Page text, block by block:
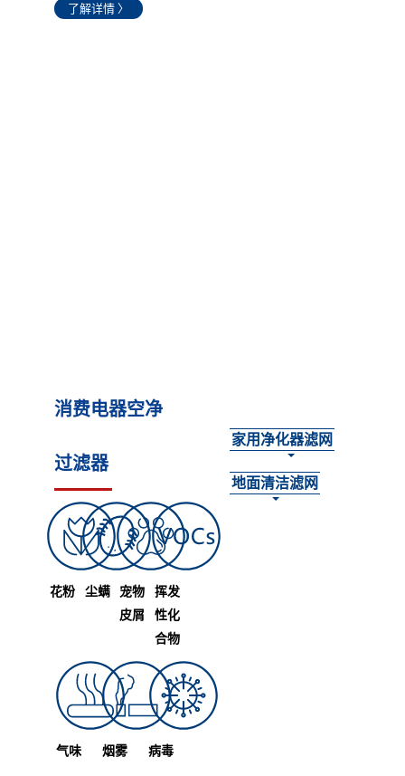
了解详情 〉
消费电器空净
过滤器
花粉 尘螨
宠物
皮屑
挥发
性化
合物
气味 烟雾 病毒
家用净化器滤网
地面清洁滤网